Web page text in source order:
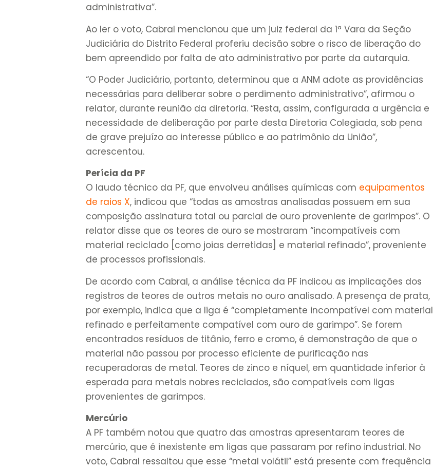
administrativa”.
Ao ler o voto, Cabral mencionou que um juiz federal da 1ª Vara da Seção
Judiciária do Distrito Federal proferiu decisão sobre o risco de liberação do
bem apreendido por falta de ato administrativo por parte da autarquia.
“O Poder Judiciário, portanto, determinou que a ANM adote as providências
necessárias para deliberar sobre o perdimento administrativo”, afirmou o
relator, durante reunião da diretoria. “Resta, assim, configurada a urgência e
necessidade de deliberação por parte desta Diretoria Colegiada, sob pena
de grave prejuízo ao interesse público e ao patrimônio da União”,
acrescentou.
Perícia da PF
O laudo técnico da PF, que envolveu análises químicas com equipamentos
de raios X, indicou que “todas as amostras analisadas possuem em sua
composição assinatura total ou parcial de ouro proveniente de garimpos”. O
relator disse que os teores de ouro se mostraram “incompatíveis com
material reciclado [como joias derretidas] e material refinado”, proveniente
de processos profissionais.
De acordo com Cabral, a análise técnica da PF indicou as implicações dos
registros de teores de outros metais no ouro analisado. A presença de prata,
por exemplo, indica que a liga é “completamente incompatível com material
refinado e perfeitamente compatível com ouro de garimpo”. Se forem
encontrados resíduos de titânio, ferro e cromo, é demonstração de que o
material não passou por processo eficiente de purificação nas
recuperadoras de metal. Teores de zinco e níquel, em quantidade inferior à
esperada para metais nobres reciclados, são compatíveis com ligas
provenientes de garimpos.
Mercúrio
A PF também notou que quatro das amostras apresentaram teores de
mercúrio, que é inexistente em ligas que passaram por refino industrial. No
voto, Cabral ressaltou que esse “metal volátil” está presente com frequência